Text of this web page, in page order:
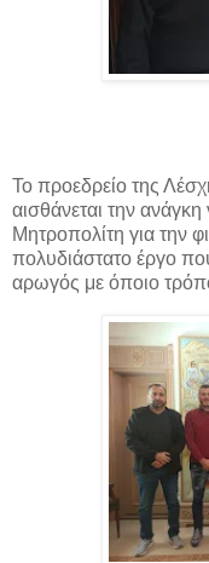
Το προεδρείο της
αισθάνεται την
Μητροπολίτη για την
πολυδιάστατο έργο που
αρωγός με όποιο